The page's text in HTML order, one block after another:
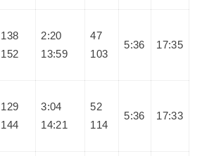
138
152
2:20
13:59
47
103
5:36 17:35
129
144
3:04
14:21
52
114
5:36 17:33